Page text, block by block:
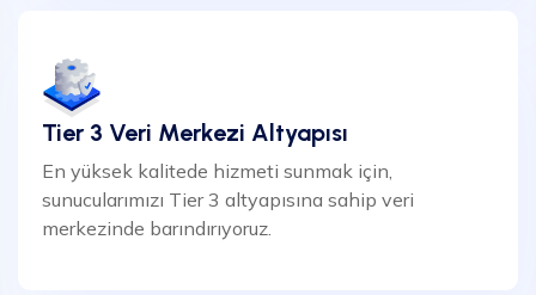
Tier 3 Veri Merkezi Altyapısı
En yüksek kalitede hizmeti sunmak için,
sunucularımızı Tier 3 altyapısına sahip veri
merkezinde barındırıyoruz.